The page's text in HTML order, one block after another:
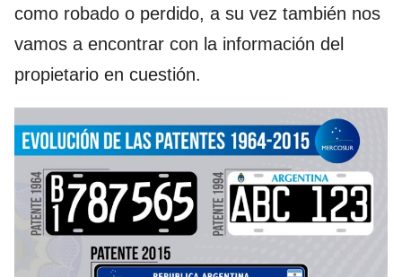
como robado o perdido, a su vez también nos
vamos a encontrar con la información del
propietario en cuestión.